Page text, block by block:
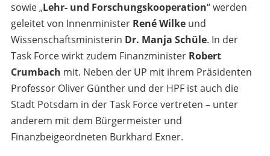
sowie „Lehr- und Forschungskooperation“ werden
geleitet von InnenministerRené Wilkeund
Wissenschaftsministerin Dr. Manja Schüle. In der
Task Force wirkt zudem FinanzministerRobert
Crumbach mit. Neben der UP mit ihrem Präsidenten
Professor Oliver Günther und der HPF ist auch die
Stadt Potsdam in der Task Force vertreten – unter
anderem mit dem Bürgermeister und
Finanzbeigeordneten Burkhard Exner.